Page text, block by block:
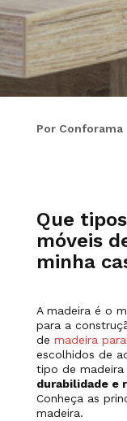
Por Conforama
Que
móveis
minha
A madeira é o
para a
de madeira
escolhidos de
tipo de
durabilidade e
Conheça as
madeira.